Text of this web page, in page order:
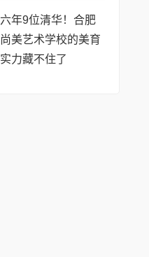
业境外上市多元服务
六年9位清华！合肥
尚美艺术学校的美育
实力藏不住了